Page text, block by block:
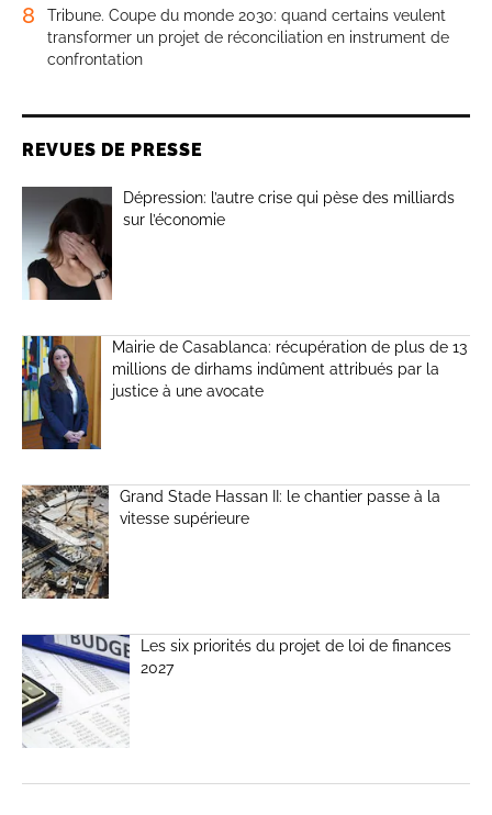
8
Tribune. Coupe du monde 2030: quand certains veulent
transformer un projet de réconciliation en instrument de
confrontation
REVUES DE PRESSE
Dépression: l’autre crise qui pèse des milliards
sur l’économie
Mairie de Casablanca: récupération de plus de 13
millions de dirhams indûment attribués par la
justice à une avocate
Grand Stade Hassan II: le chantier passe à la
vitesse supérieure
Les six priorités du projet de loi de finances
2027